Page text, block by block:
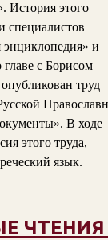
История этого
специалистов
энциклопедия» и
с Борисом
труд
В ходе
этого труда,
язык.
ЧТЕНИЯ